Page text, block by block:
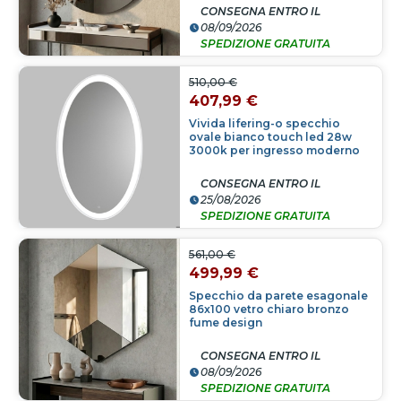
CONSEGNA ENTRO IL
08/09/2026
SPEDIZIONE GRATUITA
Vivida lifering-o specchio
ovale bianco touch led 28w
3000k per ingresso moderno
510,00 €
407,99 €
CONSEGNA ENTRO IL
25/08/2026
SPEDIZIONE GRATUITA
Specchio da parete esagonale
86x100 vetro chiaro bronzo
fume design
561,00 €
499,99 €
CONSEGNA ENTRO IL
08/09/2026
SPEDIZIONE GRATUITA